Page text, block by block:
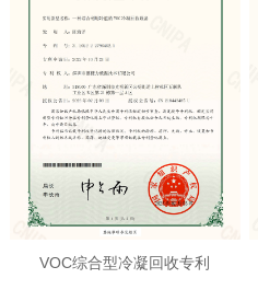
VOC综合型冷凝回收专利